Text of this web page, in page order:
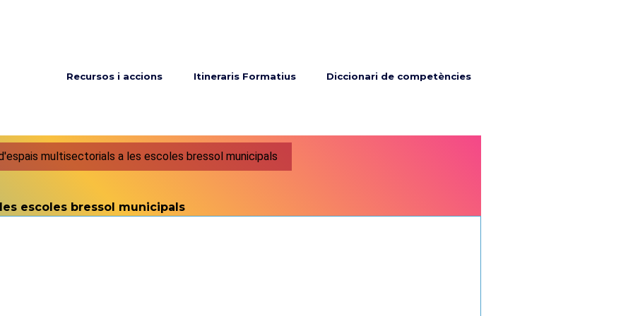
Recursos i accions Itineraris Formatius Diccionari de competències
multisectorials a les escoles bressol municipals
escoles bressol municipals